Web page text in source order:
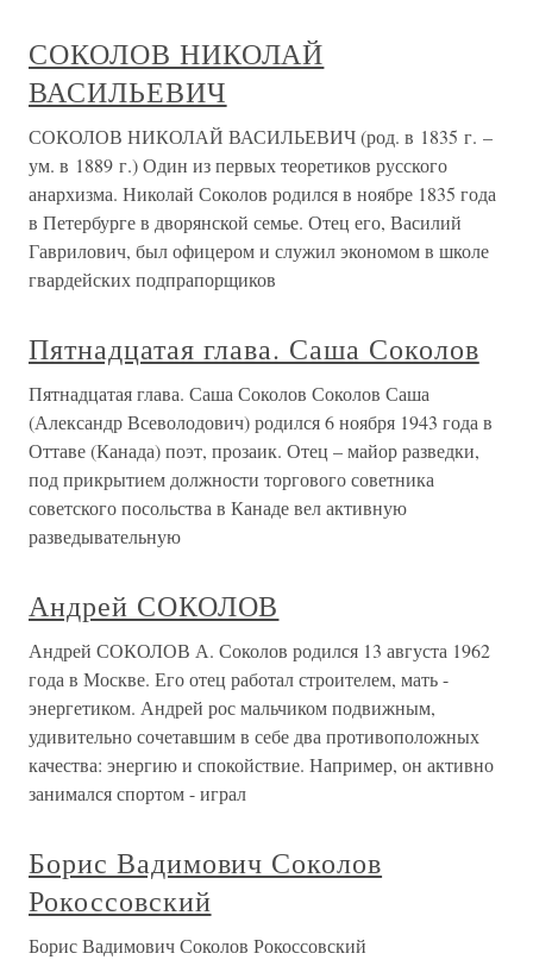
СОКОЛОВ НИКОЛАЙ
ВАСИЛЬЕВИЧ
СОКОЛОВ НИКОЛАЙ ВАСИЛЬЕВИЧ (род. в 1835 г. –
ум. в 1889 г.) Один из первых теоретиков русского
анархизма. Николай Соколов родился в ноябре 1835 года
в Петербурге в дворянской семье. Отец его, Василий
Гаврилович, был офицером и служил экономом в школе
гвардейских подпрапорщиков
Пятнадцатая глава. Саша Соколов
Пятнадцатая глава. Саша Соколов Соколов Саша
(Александр Всеволодович) родился 6 ноября 1943 года в
Оттаве (Канада) поэт, прозаик. Отец – майор разведки,
под прикрытием должности торгового советника
советского посольства в Канаде вел активную
разведывательную
Андрей СОКОЛОВ
Андрей СОКОЛОВ А. Соколов родился 13 августа 1962
года в Москве. Его отец работал строителем, мать -
энергетиком. Андрей рос мальчиком подвижным,
удивительно сочетавшим в себе два противоположных
качества: энергию и спокойствие. Например, он активно
занимался спортом - играл
Борис Вадимович Соколов
Рокоссовский
Борис Вадимович Соколов Рокоссовский